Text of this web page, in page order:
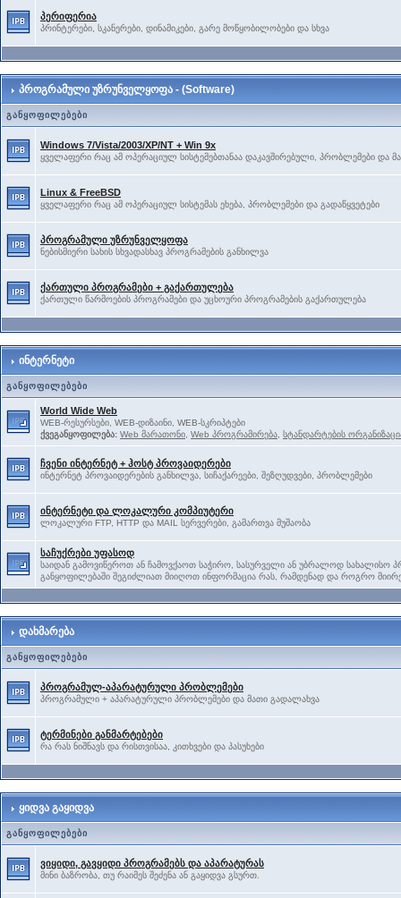
პერიფერია
პრინტერები, სკანერები, დინამიკები, გარე მოწყობილობები და სხვა
პროგრამული უზრუნველყოფა - (Software)
განყოფილებები
Windows 7/Vista/2003/XP/NT + Win 9x
ყველაფერი რაც ამ ოპერაციულ სისტემებთანაა დაკავშირებული, პრობლემები და
Linux & FreeBSD
ყველაფერი რაც ამ ოპერაციულ სისტემას ეხება, პრობლემები და გადაწყვეტები
პროგრამული უზრუნველყოფა
ნებისმიერი სახის სხვადასხავ პროგრამების განხილვა
ქართული პროგრამები + გაქართულება
ქართული წარმოების პროგრამები და უცხოური პროგრამების გაქართულება
ინტერნეტი
განყოფილებები
World Wide Web
WEB-რესურსები, WEB-დიზაინი, WEB-სკრიპტები
ქვეგანყოფილება: Web მარათონი Web პროგრამირება სტანდარტების
ჩვენი ინტერნეტ + ჰოსტ პროვაიდერები
ინტერნეტ პროვაიდერების განხილვა, სიჩაქარეები, შეზღუდვები, პრობლემები
ინტერნეტი და ლოკალური კომპიუტერი
ლოკალური FTP, HTTP და MAIL სერვერები, გამართვა მუშაობა
საჩუქრები უფასოდ
საიდან გამოვიწეროთ ან ჩამოვქაოთ საჭირო, სასურველი ან უბრალოდ სახალისო
განყოფილებაში შეგიძლიათ მიიღოთ ინფორმაცია რას, რამდენად და როგრო
დახმარება
განყოფილებები
პროგრამულ-აპარატურული პრობლემები
პროგრამული + აპარატურული პრობლემები და მათი გადალახვა
ტერმინები განმარტებები
რა რას ნიშნავს და რისთვისაა, კითხვები და პასუხები
ყიდვა გაყიდვა
განყოფილებები
ვიყიდი, გავყიდი პროგრამებს და აპარატურას
მინი ბაზრობა, თუ რაიმეს შეძენა ან გაყიდვა გსურთ.